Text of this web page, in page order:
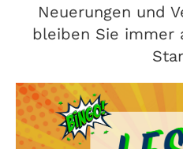
Neuerungen und
bleiben Sie immer